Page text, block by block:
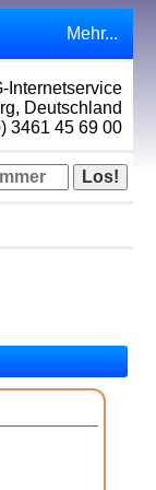
Mehr...
Internetservice
Deutschland
3461 45 69 00